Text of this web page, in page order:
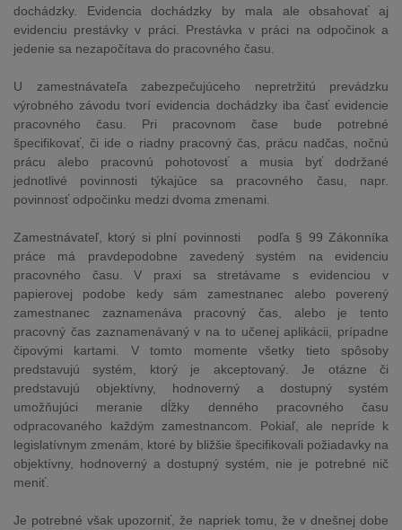
dochádzky. Evidencia dochádzky by mala ale obsahovať aj
evidenciu prestávky v práci. Prestávka v práci na odpočinok a
jedenie sa nezapočítava do pracovného času.
U zamestnávateľa zabezpečujúceho nepretržitú prevádzku
výrobného závodu tvorí evidencia dochádzky iba časť evidencie
pracovného času. Pri pracovnom čase bude potrebné
špecifikovať, či ide o riadny pracovný čas, prácu nadčas, nočnú
prácu alebo pracovnú pohotovosť a musia byť dodržané
jednotlivé povinnosti týkajúce sa pracovného času, napr.
povinnosť odpočinku medzi dvoma zmenami.
Zamestnávateľ, ktorý si plní povinnosti podľa § 99 Zákonníka
práce má pravdepodobne zavedený systém na evidenciu
pracovného času. V praxi sa stretávame s evidenciou v
papierovej podobe kedy sám zamestnanec alebo poverený
zamestnanec zaznamenáva pracovný čas, alebo je tento
pracovný čas zaznamenávaný v na to učenej aplikácii, prípadne
čipovými kartami. V tomto momente všetky tieto spôsoby
predstavujú systém, ktorý je akceptovaný. Je otázne či
predstavujú objektívny, hodnoverný a dostupný systém
umožňujúci meranie dĺžky denného pracovného času
odpracovaného každým zamestnancom. Pokiaľ, ale nepríde k
legislatívnym zmenám, ktoré by bližšie špecifikovali požiadavky na
objektívny, hodnoverný a dostupný systém, nie je potrebné nič
meniť.
Je potrebné však upozorniť, že napriek tomu, že v dnešnej dobe